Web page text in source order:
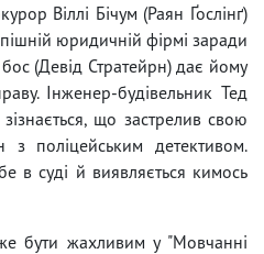
Віллі Бічум (Раян Ґослінґ)
юридичній фірмі заради
(Девід Стратейрн) дає йому
Інженер-будівельник Тед
що застрелив свою
поліцейським детективом.
в суді й виявляється кимось
бути жахливим у "Мовчанні